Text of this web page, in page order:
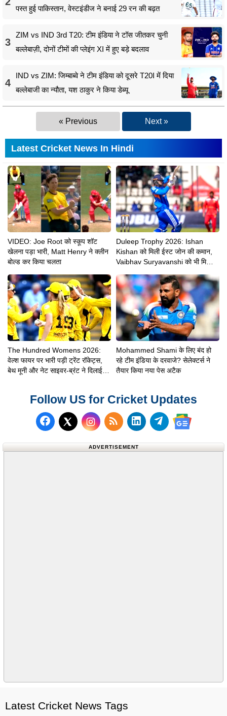
पस्त हुई पाकिस्तान, वेस्टइंडीज ने बनाई 29 रन की बढ़त
3
ZIM vs IND 3rd T20: टीम इंडिया ने टॉस जीतकर चुनी
बल्लेबाज़ी, दोनों टीमों की प्लेइंग XI में हुए बड़े बदलाव
4
IND vs ZIM: जिम्बाब्वे ने टीम इंडिया को दूसरे T20I में दिया
बल्लेबाजी का न्यौता, यश ठाकुर ने किया डेब्यू
« Previous Next »
Latest Cricket News In Hindi
VIDEO: Joe Root को स्कूप शॉट
खेलना पड़ा भारी, Matt Henry ने क्लीन
बोल्ड कर किया चलता
Duleep Trophy 2026: Ishan
Kishan को मिली ईस्ट जोन की कमान,
Vaibhav Suryavanshi को भी मिली
The Hundred Womens 2026:
वेल्श फायर पर भारी पड़ी ट्रेंट रॉकेट्स,
बेथ मूनी और नेट साइवर-ब्रंट ने दिलाई 8
Mohammed Shami के लिए बंद हो
रहे टीम इंडिया के दरवाजे? सेलेक्टर्स ने
तैयार किया नया पेस अटैक
Follow US for Cricket Updates
Follow us on Facebook
Follow us on X (Twitter)
Subscribe to our RSS
Follow us on
Follow us on
Follow us
ADVERTISEMENT
Latest Cricket News Tags